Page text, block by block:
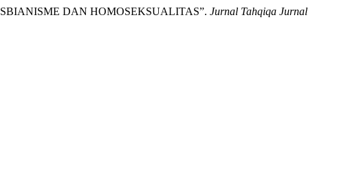
DAN HOMOSEKSUALITAS”. Jurnal Tahqiqa Jurnal